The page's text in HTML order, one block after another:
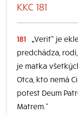
KKC 181
181 „Veriť“ je
predchádza,
je matka
Otca, kto nemá
potest Deum
Matrem.“